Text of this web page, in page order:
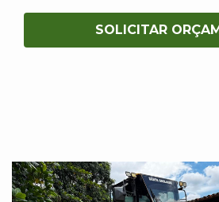
SOLICITAR